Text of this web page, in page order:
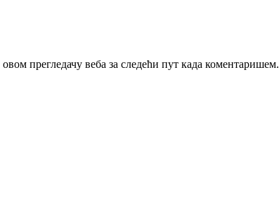
прегледачу веба за следећи пут када коментаришем.